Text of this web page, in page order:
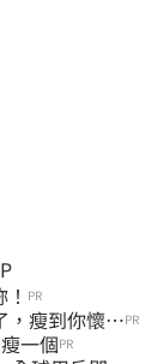
PR
，瘦到你懷疑PR
一個PR